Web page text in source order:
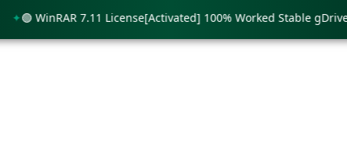
🟢 WinRAR 7.11 License[Activated] 100% Worked Stable gDrive